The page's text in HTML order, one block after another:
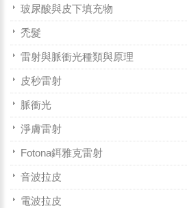
玻尿酸與皮下填充物
禿髮
雷射與脈衝光種類與原理
皮秒雷射
脈衝光
淨膚雷射
Fotona鉺雅克雷射
音波拉皮
電波拉皮